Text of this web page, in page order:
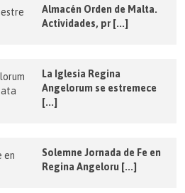
Almacén Orden de Malta.
Actividades, pr [...]
La Iglesia Regina
Angelorum se estremece
[...]
Solemne Jornada de Fe en
Regina Angeloru [...]